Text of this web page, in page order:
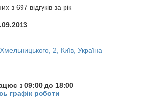
з 697 відгуків за рік
2, Київ, Україна
з 09:00 до 18:00
графік роботи